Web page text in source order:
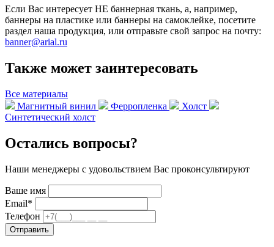
Если Вас интересует НЕ баннерная ткань, а, например,
баннеры на пластике или баннеры на самоклейке, посетите
раздел наша продукция, или отправьте свой запрос на почту:
banner@arial.ru
Также может заинтересовать
Все материалы
Магнитный винил
Ферропленка
Холст
Синтетический холст
Остались вопросы?
Наши менеджеры с удовольствием Вас проконсультируют
Ваше имя
Email*
Телефон
Отправить